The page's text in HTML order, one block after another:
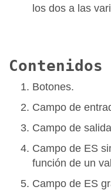
los dos a las
Contenidos
Botones.
Campo de
Campo de
Campo de ES
función de un
Campo de ES